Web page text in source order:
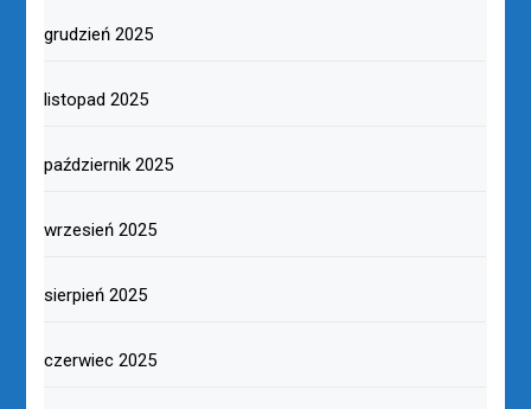
grudzień 2025
listopad 2025
październik 2025
wrzesień 2025
sierpień 2025
czerwiec 2025